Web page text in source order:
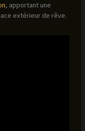
, apportant une
extérieur de rêve.